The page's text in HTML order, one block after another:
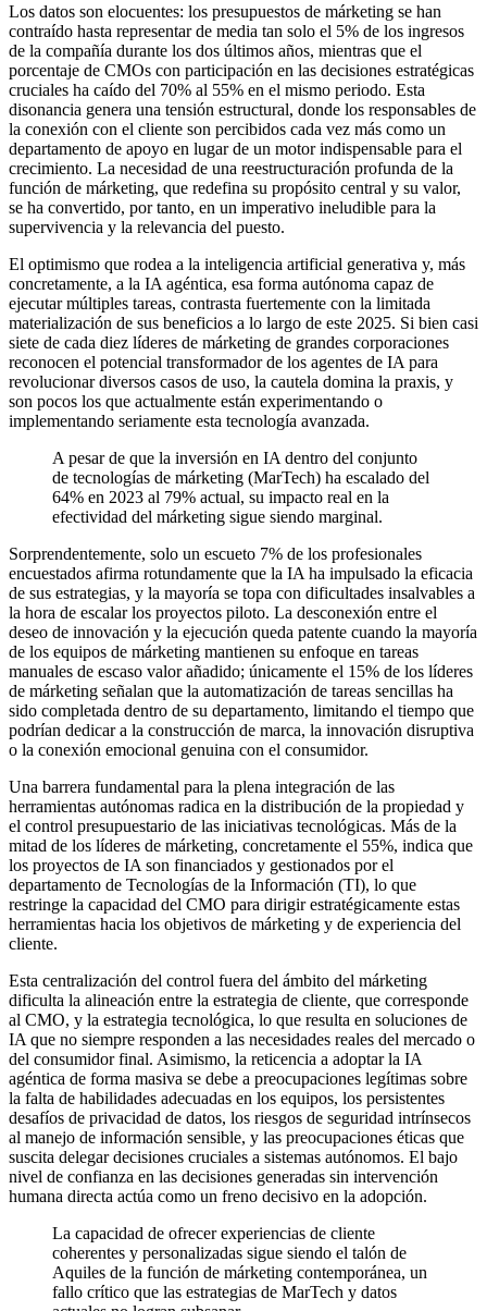
Los datos son elocuentes: los presupuestos de márketing se han
contraído hasta representar de media tan solo el 5% de los ingresos
de la compañía durante los dos últimos años, mientras que el
porcentaje de CMOs con participación en las decisiones estratégicas
cruciales ha caído del 70% al 55% en el mismo periodo. Esta
disonancia genera una tensión estructural, donde los responsables de
la conexión con el cliente son percibidos cada vez más como un
departamento de apoyo en lugar de un motor indispensable para el
crecimiento. La necesidad de una reestructuración profunda de la
función de márketing, que redefina su propósito central y su valor,
se ha convertido, por tanto, en un imperativo ineludible para la
supervivencia y la relevancia del puesto.
El optimismo que rodea a la inteligencia artificial generativa y, más
concretamente, a la IA agéntica, esa forma autónoma capaz de
ejecutar múltiples tareas, contrasta fuertemente con la limitada
materialización de sus beneficios a lo largo de este 2025. Si bien casi
siete de cada diez líderes de márketing de grandes corporaciones
reconocen el potencial transformador de los agentes de IA para
revolucionar diversos casos de uso, la cautela domina la praxis, y
son pocos los que actualmente están experimentando o
implementando seriamente esta tecnología avanzada.
A pesar de que la inversión en IA dentro del conjunto
de tecnologías de márketing (MarTech) ha escalado del
64% en 2023 al 79% actual, su impacto real en la
efectividad del márketing sigue siendo marginal.
Sorprendentemente, solo un escueto 7% de los profesionales
encuestados afirma rotundamente que la IA ha impulsado la eficacia
de sus estrategias, y la mayoría se topa con dificultades insalvables a
la hora de escalar los proyectos piloto. La desconexión entre el
deseo de innovación y la ejecución queda patente cuando la mayoría
de los equipos de márketing mantienen su enfoque en tareas
manuales de escaso valor añadido; únicamente el 15% de los líderes
de márketing señalan que la automatización de tareas sencillas ha
sido completada dentro de su departamento, limitando el tiempo que
podrían dedicar a la construcción de marca, la innovación disruptiva
o la conexión emocional genuina con el consumidor.
Una barrera fundamental para la plena integración de las
herramientas autónomas radica en la distribución de la propiedad y
el control presupuestario de las iniciativas tecnológicas. Más de la
mitad de los líderes de márketing, concretamente el 55%, indica que
los proyectos de IA son financiados y gestionados por el
departamento de Tecnologías de la Información (TI), lo que
restringe la capacidad del CMO para dirigir estratégicamente estas
herramientas hacia los objetivos de márketing y de experiencia del
cliente.
Esta centralización del control fuera del ámbito del márketing
dificulta la alineación entre la estrategia de cliente, que corresponde
al CMO, y la estrategia tecnológica, lo que resulta en soluciones de
IA que no siempre responden a las necesidades reales del mercado o
del consumidor final. Asimismo, la reticencia a adoptar la IA
agéntica de forma masiva se debe a preocupaciones legítimas sobre
la falta de habilidades adecuadas en los equipos, los persistentes
desafíos de privacidad de datos, los riesgos de seguridad intrínsecos
al manejo de información sensible, y las preocupaciones éticas que
suscita delegar decisiones cruciales a sistemas autónomos. El bajo
nivel de confianza en las decisiones generadas sin intervención
humana directa actúa como un freno decisivo en la adopción.
La capacidad de ofrecer experiencias de cliente
coherentes y personalizadas sigue siendo el talón de
Aquiles de la función de márketing contemporánea, un
fallo crítico que las estrategias de MarTech y datos